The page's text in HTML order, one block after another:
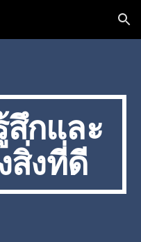
Skip to navigation
สึกและ
สิ่งที่ดี